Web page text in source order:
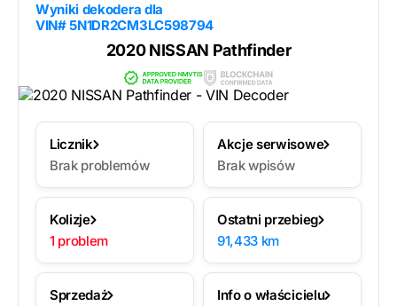
Wyniki dekodera dla
VIN# 5N1DR2CM3LC598794
2020 NISSAN Pathfinder
Licznik
Brak problemów
Akcje serwisowe
Brak wpisów
Kolizje
1 problem
Ostatni przebieg
91,433 km
Sprzedaż
Info o właścicielu